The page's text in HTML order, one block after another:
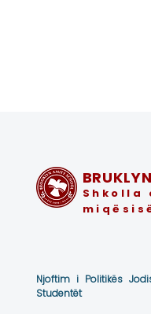
BRUKLYN
Shkolla
Njoftim i Politikës
Studentët